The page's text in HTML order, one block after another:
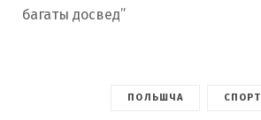
багаты досвед”
ПОЛЬШЧА СПОРТ